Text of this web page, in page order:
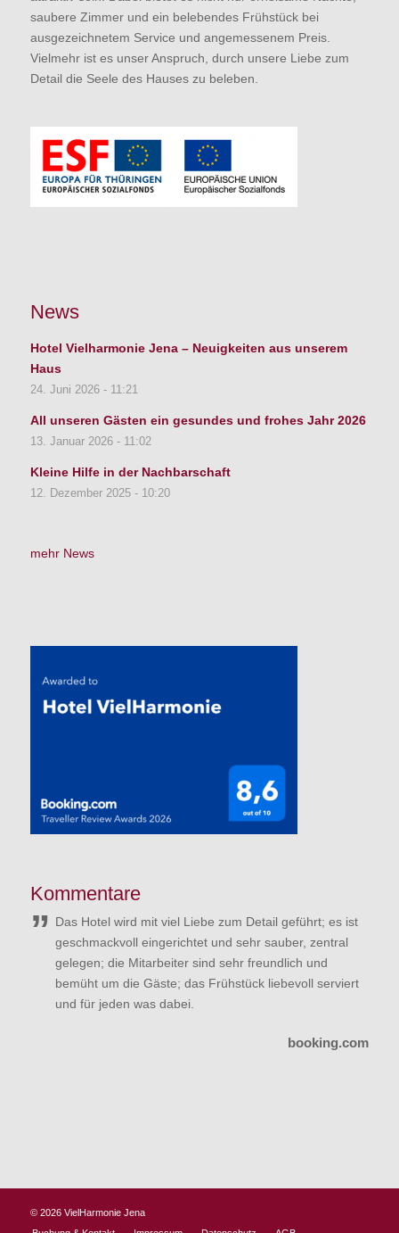
saubere Zimmer und ein belebendes Frühstück bei
ausgezeichnetem Service und angemessenem Preis.
Vielmehr ist es unser Anspruch, durch unsere Liebe zum
Detail die Seele des Hauses zu beleben.
News
Hotel Vielharmonie Jena – Neuigkeiten aus unserem
Haus
24. Juni 2026 - 11:21
All unseren Gästen ein gesundes und frohes Jahr 2026
13. Januar 2026 - 11:02
Kleine Hilfe in der Nachbarschaft
12. Dezember 2025 - 10:20
mehr News
Kommentare
Das Hotel wird mit viel Liebe zum Detail geführt; es ist
geschmackvoll eingerichtet und sehr sauber, zentral
gelegen; die Mitarbeiter sind sehr freundlich und
bemüht um die Gäste; das Frühstück liebevoll serviert
und für jeden was dabei.
booking.com
© 2026 VielHarmonie Jena